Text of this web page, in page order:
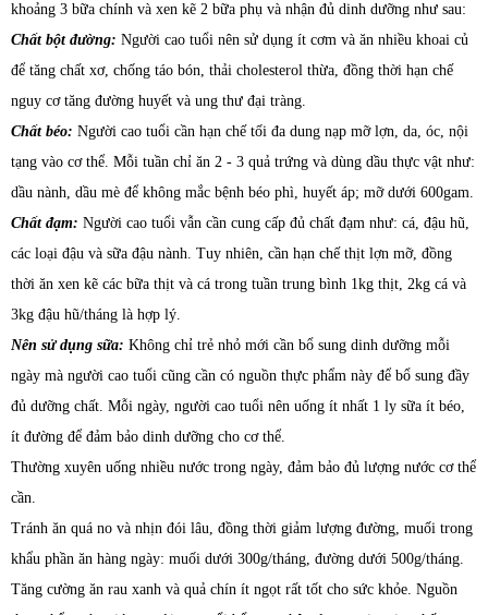
khoảng 3 bữa chính và xen kẽ 2 bữa phụ và nhận đủ dinh dưỡng như sau:
Chất bột đường: Người cao tuổi nên sử dụng ít cơm và ăn nhiều khoai củ
để tăng chất xơ, chống táo bón, thải cholesterol thừa, đồng thời hạn chế
nguy cơ tăng đường huyết và ung thư đại tràng.
Chất béo: Người cao tuổi cần hạn chế tối đa dung nạp mỡ lợn, da, óc, nội
tạng vào cơ thể. Mỗi tuần chỉ ăn 2 - 3 quả trứng và dùng dầu thực vật như:
dầu nành, dầu mè để không mắc bệnh béo phì, huyết áp; mỡ dưới 600gam.
Chất đạm: Người cao tuổi vẫn cần cung cấp đủ chất đạm như: cá, đậu hũ,
các loại đậu và sữa đậu nành. Tuy nhiên, cần hạn chế thịt lợn mỡ, đồng
thời ăn xen kẽ các bữa thịt và cá trong tuần trung bình 1kg thịt, 2kg cá và
3kg đậu hũ/tháng là hợp lý.
Nên sử dụng sữa: Không chỉ trẻ nhỏ mới cần bổ sung dinh dưỡng mỗi
ngày mà người cao tuổi cũng cần có nguồn thực phẩm này để bổ sung đầy
đủ dưỡng chất. Mỗi ngày, người cao tuổi nên uống ít nhất 1 ly sữa ít béo,
ít đường để đảm bảo dinh dưỡng cho cơ thể.
Thường xuyên uống nhiều nước trong ngày, đảm bảo đủ lượng nước cơ thể
cần.
Tránh ăn quá no và nhịn đói lâu, đồng thời giảm lượng đường, muối trong
khẩu phần ăn hàng ngày: muối dưới 300g/tháng, đường dưới 500g/tháng.
Tăng cường ăn rau xanh và quả chín ít ngọt rất tốt cho sức khỏe. Nguồn